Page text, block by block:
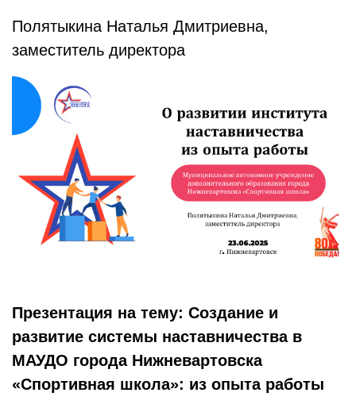
Полятыкина Наталья Дмитриевна,
заместитель директора
Презентация на тему: Создание и
развитие системы наставничества в
МАУДО города Нижневартовска
«Спортивная школа»: из опыта работы